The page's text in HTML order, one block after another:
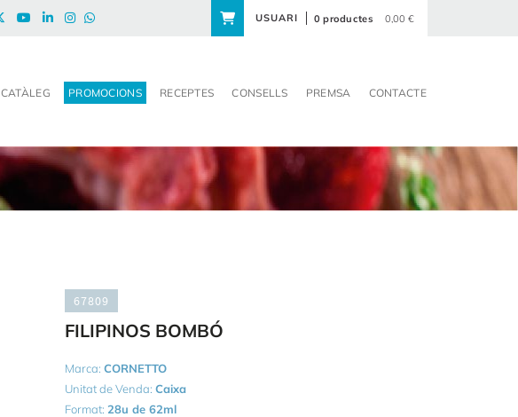
USUARI 0 productes 0,00 €
CATÀLEG PROMOCIONS RECEPTES CONSELLS PREMSA CONTACTE
67809
FILIPINOS BOMBÓ
Marca:CORNETTO
Unitat de Venda:Caixa
Format: 28u de 62ml